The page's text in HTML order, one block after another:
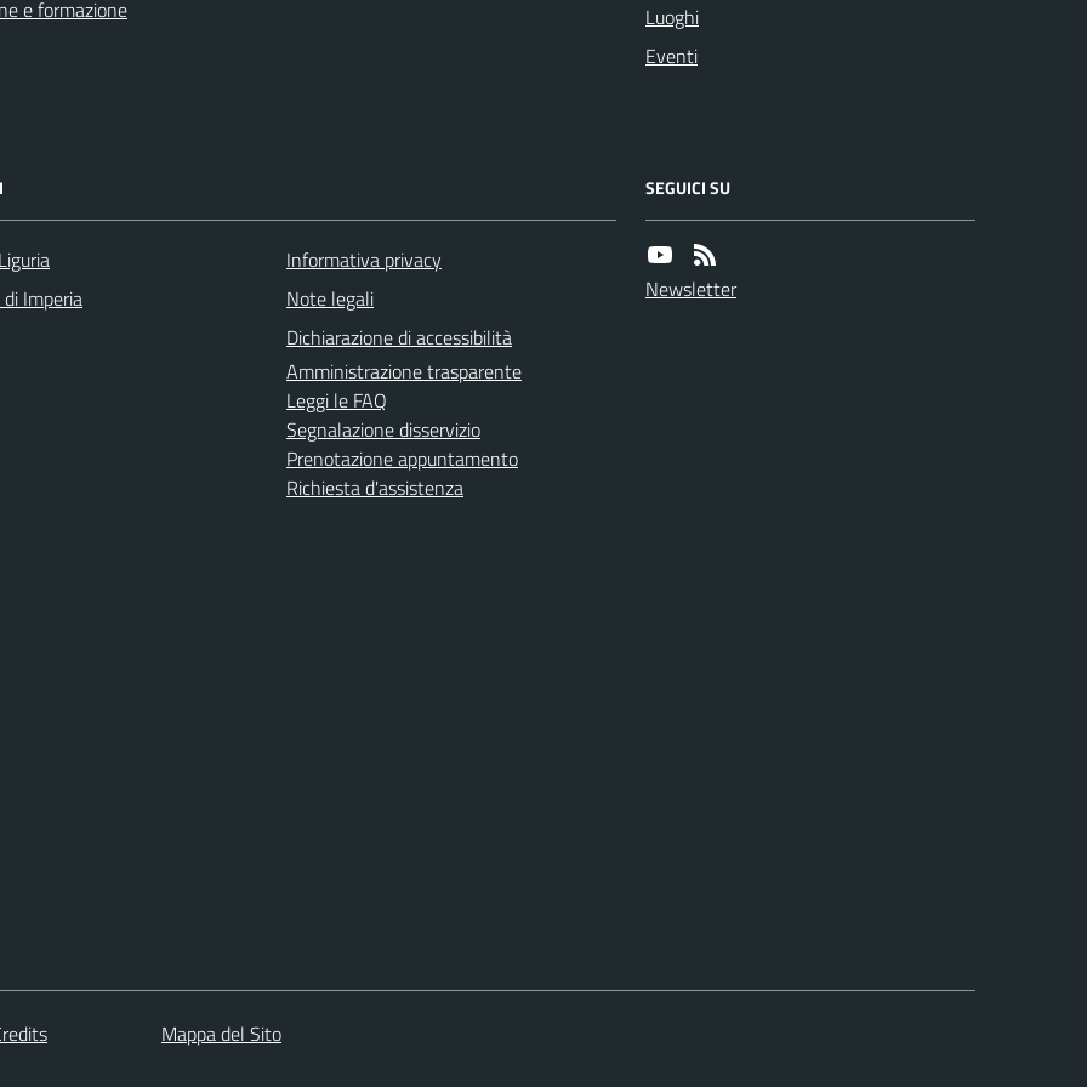
e formazione
Luoghi
Eventi
Imperia
Informativa privacy
Note legali
Dichiarazione di accessibilità
Amministrazione trasparente
Leggi le FAQ
Segnalazione disservizio
Prenotazione appuntamento
Richiesta d'assistenza
SEGUICI SU
Newsletter
Mappa del Sito